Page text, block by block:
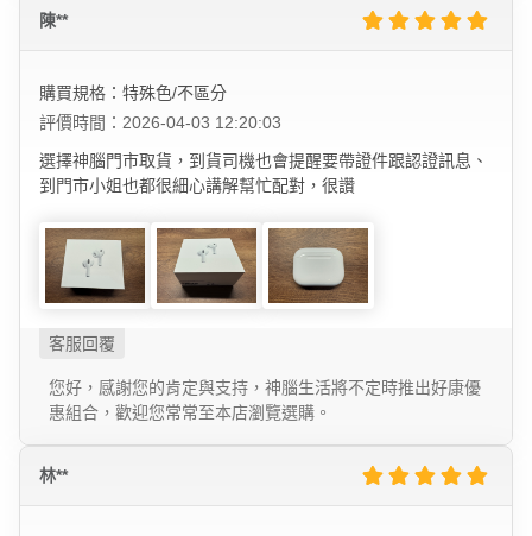
陳**
購買規格：特殊色/不區分
評價時間：2026-04-03 12:20:03
選擇神腦門市取貨，到貨司機也會提醒要帶證件跟認證訊息、
到門市小姐也都很細心講解幫忙配對，很讚
您好，感謝您的肯定與支持，神腦生活將不定時推出好康優
惠組合，歡迎您常常至本店瀏覽選購。
林**